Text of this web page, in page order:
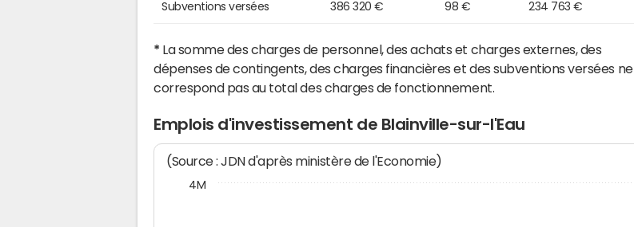
Subventions versées 386 320 € 98 € 234 763 €
* La somme des charges de personnel, des achats et charges externes, des
dépenses de contingents, des charges financières et des subventions versées ne
correspond pas au total des charges de fonctionnement.
Emplois d'investissement de Blainville-sur-l'Eau
(Source : JDN d'après ministère de l'Economie)
4M